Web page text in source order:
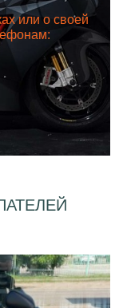
или о своей